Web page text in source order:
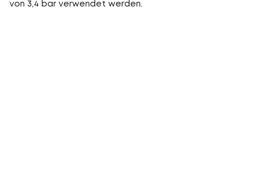
von 3,4 bar verwendet werden.